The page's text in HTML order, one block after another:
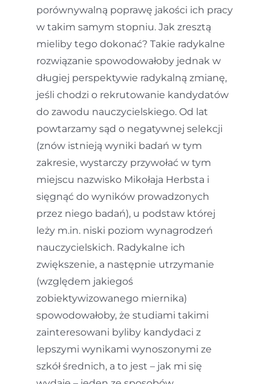
porównywalną poprawę jakości ich pracy
w takim samym stopniu. Jak zresztą
mieliby tego dokonać? Takie radykalne
rozwiązanie spowodowałoby jednak w
długiej perspektywie radykalną zmianę,
jeśli chodzi o rekrutowanie kandydatów
do zawodu nauczycielskiego. Od lat
powtarzamy sąd o negatywnej selekcji
(znów istnieją wyniki badań w tym
zakresie, wystarczy przywołać w tym
miejscu nazwisko Mikołaja Herbsta i
sięgnąć do wyników prowadzonych
przez niego badań), u podstaw której
leży m.in. niski poziom wynagrodzeń
nauczycielskich. Radykalne ich
zwiększenie, a następnie utrzymanie
(względem jakiegoś
zobiektywizowanego miernika)
spowodowałoby, że studiami takimi
zainteresowani byliby kandydaci z
lepszymi wynikami wynoszonymi ze
szkół średnich, a to jest – jak mi się